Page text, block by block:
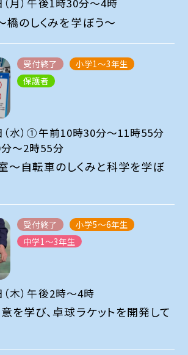
月）午後1時30分～4時
橋のしくみを学ぼう～
受付終了
小学1～3年生
保護者
水）①午前10時30分～11時55分
～2時55分
～自転車のしくみと科学を学ぼ
受付終了
小学5～6年生
中学1～3年生
木）午後2時～4時
を学び、卓球ラケットを開発して